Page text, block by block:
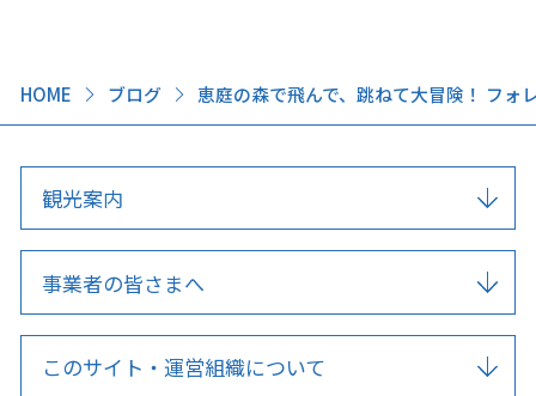
HOME ブログ 恵庭の森で飛んで、跳ねて大冒険！ フォ
観光案内
事業者の皆さまへ
このサイト・運営組織について